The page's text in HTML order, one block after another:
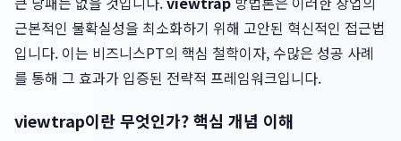
근본적인 불확실성을 최소화하기 위해 고안된 혁신적인 접근법
입니다. 이는 비즈니스PT의 핵심 철학이자, 수많은 성공 사례
를 통해 그 효과가 입증된 전략적 프레임워크입니다.
viewtrap이란 무엇인가? 핵심 개념 이해